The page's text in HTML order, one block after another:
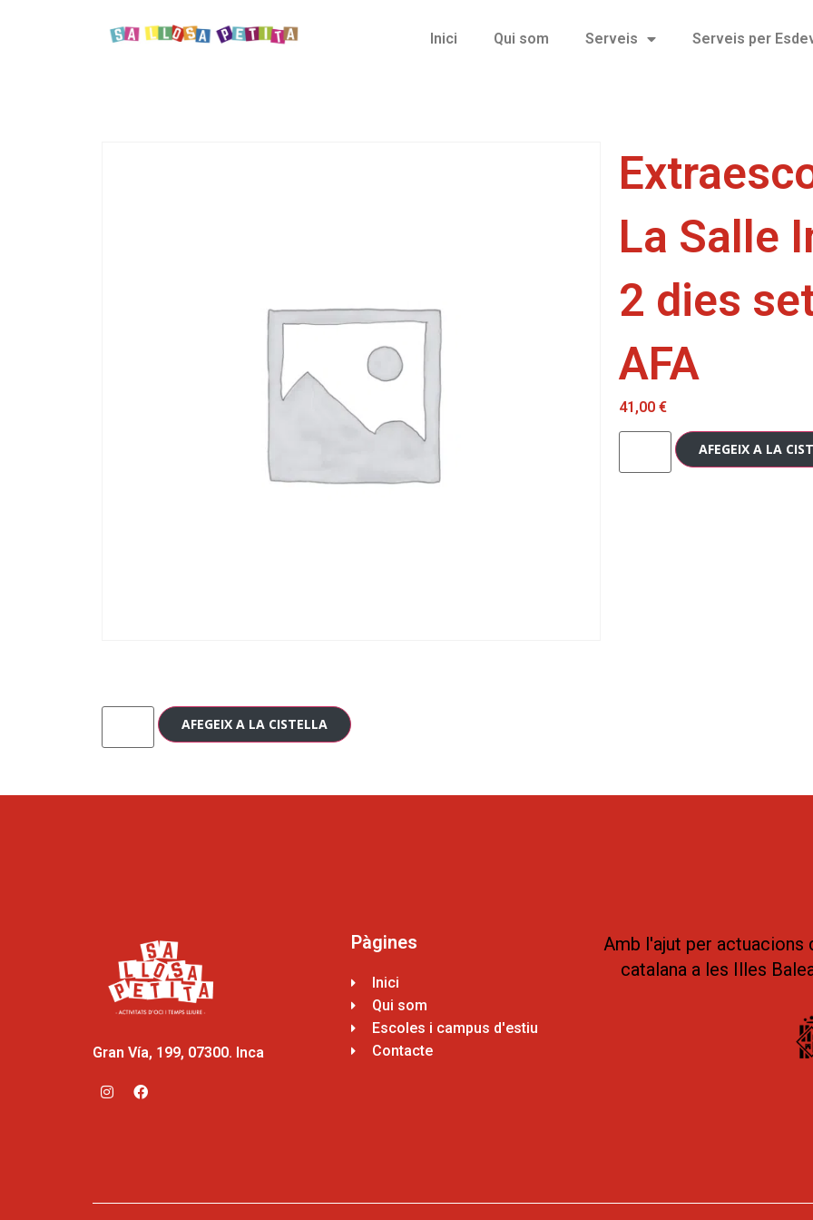
Inici Qui som Serveis Serveis per
La Salle
2 dies
AFA
41,00 €
AFEGEIX A LA
AFEGEIX A LA CISTELLA
Gran Vía, 199, 07300. Inca
Pàgines
Inici
Qui som
Escoles i campus d'estiu
Contacte
Amb l'ajut per actuacions
catalana a les Illes